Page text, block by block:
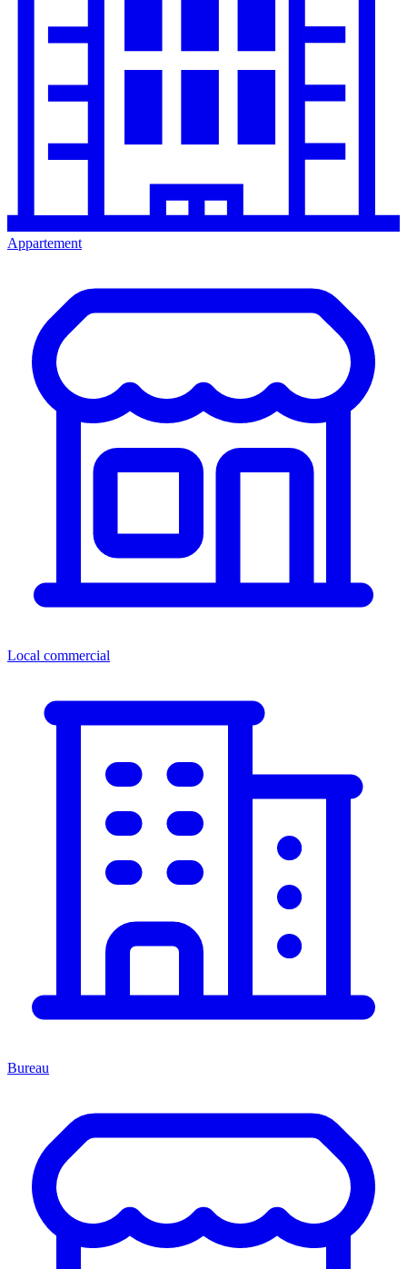
Appartement
Local commercial
Bureau